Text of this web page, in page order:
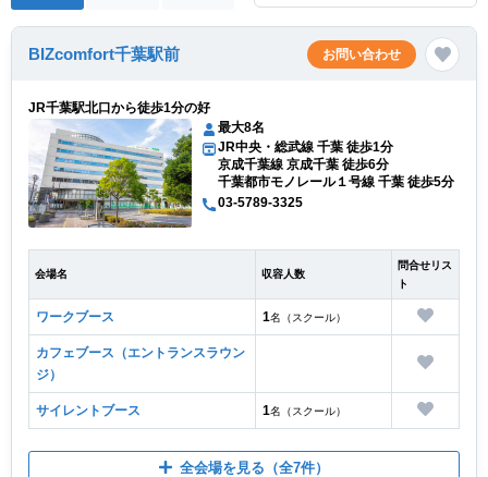
BIZcomfort千葉駅前 お問い合わせ
JR千葉駅北口から徒歩1分の好
最大8名
JR中央・総武線 千葉 徒歩1分
京成千葉線 京成千葉 徒歩6分
千葉都市モノレール１号線 千葉 徒歩5分
03-5789-3325
会場名 収容人数
問合せリス
ト
ワークブース 1名（スクール）
カフェブース（エントランスラウン
ジ）
サイレントブース 1名（スクール）
全会場を見る （全7件）